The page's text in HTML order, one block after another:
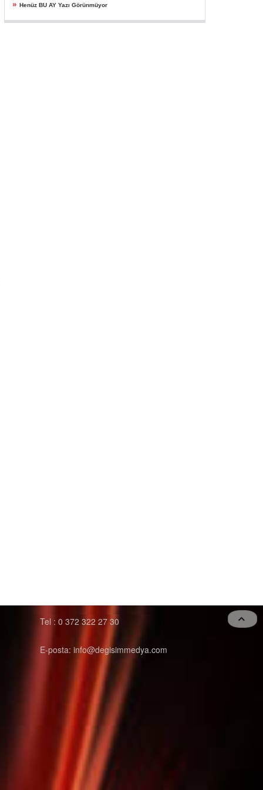
» Henüz BU AY Yazı Görünmüyor
Tel : 0 372 322 27 30
E-posta: info@degisimmedya.com